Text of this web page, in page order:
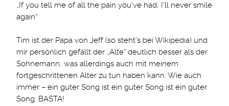
„If you tell me of all the pain you’ve had, I’ll never smile
again“
Tim ist der Papa von Jeff (so steht’s bei Wikipedia) und
mir persönlich gefällt der „Alte“ deutlich besser als der
Sohnemann, was allerdings auch mit meinem
fortgeschrittenen Alter zu tun haben kann. Wie auch
immer – ein guter Song ist ein guter Song ist ein guter
Song. BASTA!